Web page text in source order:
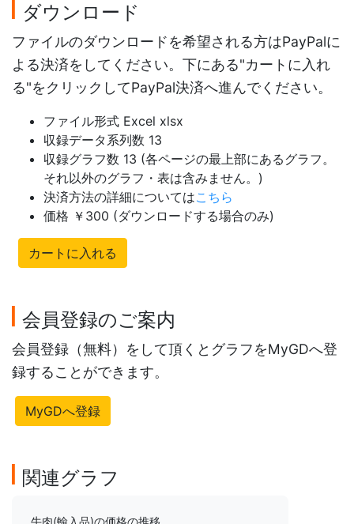
ダウンロード
ファイルのダウンロードを希望される方はPayPalに
よる決済をしてください。下にある"カートに入れ
る"をクリックしてPayPal決済へ進んでください。
ファイル形式 Excel xlsx
収録データ系列数 13
収録グラフ数 13 (各ページの最上部にあるグラフ。
それ以外のグラフ・表は含みません。)
決済方法の詳細についてはこちら
価格 ￥300 (ダウンロードする場合のみ)
カートに入れる
会員登録のご案内
会員登録（無料）をして頂くとグラフをMyGDへ登
録することができます。
MyGDへ登録
関連グラフ